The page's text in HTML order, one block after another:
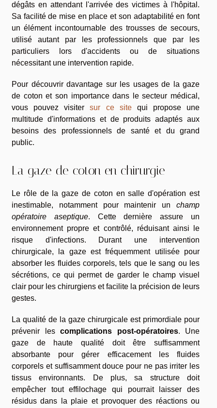
dégâts en attendant l'arrivée des victimes à l'hôpital.
Sa facilité de mise en place et son adaptabilité en font
un élément incontournable des trousses de secours,
utilisé autant par les professionnels que par les
particuliers lors d'accidents ou de situations
nécessitant une intervention rapide.
Pour découvrir davantage sur les usages de la gaze
de coton et son importance dans le secteur médical,
vous pouvez visitersur ce sitequi propose une
multitude d'informations et de produits adaptés aux
besoins des professionnels de santé et du grand
public.
La gaze de coton en chirurgie
Le rôle de la gaze de coton en salle d'opération est
inestimable, notamment pour maintenir un champ
opératoire aseptique. Cette dernière assure un
environnement propre et contrôlé, réduisant ainsi le
risque d'infections. Durant une intervention
chirurgicale, la gaze est fréquemment utilisée pour
absorber les fluides corporels, tels que le sang ou les
sécrétions, ce qui permet de garder le champ visuel
clair pour les chirurgiens et facilite la précision de leurs
gestes.
La qualité de la gaze chirurgicale est primordiale pour
prévenir les complications post-opératoires. Une
gaze de haute qualité doit être suffisamment
absorbante pour gérer efficacement les fluides
corporels et suffisamment douce pour ne pas irriter les
tissus environnants. De plus, sa structure doit
empêcher tout effilochage qui pourrait laisser des
résidus dans la plaie et provoquer des réactions ou